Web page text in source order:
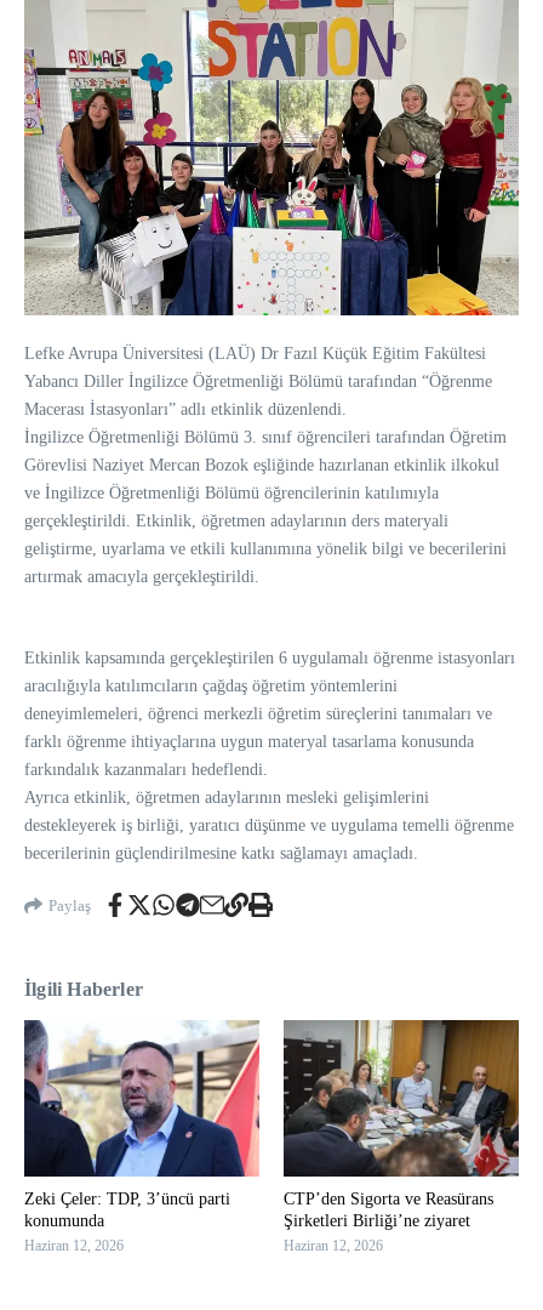
Lefke Avrupa Üniversitesi (LAÜ) Dr Fazıl Küçük Eğitim Fakültesi
Yabancı Diller İngilizce Öğretmenliği Bölümü tarafından “Öğrenme
Macerası İstasyonları” adlı etkinlik düzenlendi.
İngilizce Öğretmenliği Bölümü 3. sınıf öğrencileri tarafından Öğretim
Görevlisi Naziyet Mercan Bozok eşliğinde hazırlanan etkinlik ilkokul
ve İngilizce Öğretmenliği Bölümü öğrencilerinin katılımıyla
gerçekleştirildi. Etkinlik, öğretmen adaylarının ders materyali
geliştirme, uyarlama ve etkili kullanımına yönelik bilgi ve becerilerini
artırmak amacıyla gerçekleştirildi.
Etkinlik kapsamında gerçekleştirilen 6 uygulamalı öğrenme istasyonları
aracılığıyla katılımcıların çağdaş öğretim yöntemlerini
deneyimlemeleri, öğrenci merkezli öğretim süreçlerini tanımaları ve
farklı öğrenme ihtiyaçlarına uygun materyal tasarlama konusunda
farkındalık kazanmaları hedeflendi.
Ayrıca etkinlik, öğretmen adaylarının mesleki gelişimlerini
destekleyerek iş birliği, yaratıcı düşünme ve uygulama temelli öğrenme
becerilerinin güçlendirilmesine katkı sağlamayı amaçladı.
Paylaş
İlgili Haberler
Zeki Çeler: TDP, 3’üncü parti
konumunda
Haziran 12, 2026
CTP’den Sigorta ve Reasürans
Şirketleri Birliği’ne ziyaret
Haziran 12, 2026